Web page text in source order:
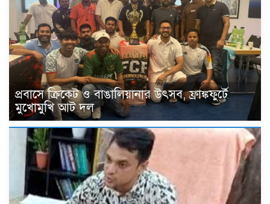
প্রবাসে ক্রিকেট ও বাঙালিয়ানার উৎসব, ফ্রাঙ্কফুর্টে
মুখোমুখি আট দল